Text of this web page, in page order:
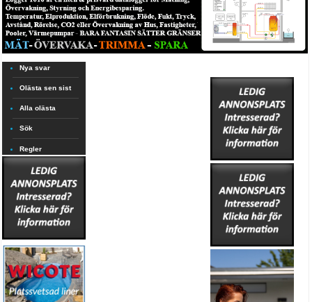
Nya svar
Olästa sen sist
Alla olästa
Sök
Regler